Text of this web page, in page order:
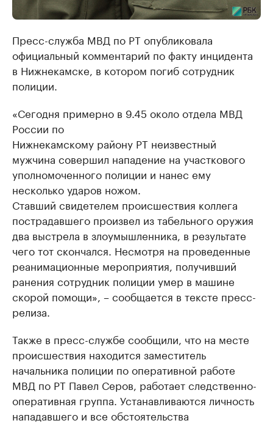
Пресс-служба МВД по РТ опубликовала
официальный комментарий по факту инцидента
в Нижнекамске, в котором погиб сотрудник
полиции.
«Сегодня примерно в 9.45 около отдела МВД
России по
Нижнекамскому району РТ неизвестный
мужчина совершил нападение на участкового
уполномоченного полиции и нанес ему
несколько ударов ножом.
Ставший свидетелем происшествия коллега
пострадавшего произвел из табельного оружия
два выстрела в злоумышленника, в результате
чего тот скончался. Несмотря на проведенные
реанимационные мероприятия, получивший
ранения сотрудник полиции умер в машине
скорой помощи», – сообщается в тексте пресс-
релиза.
Также в пресс-службе сообщили, что на месте
происшествия находится заместитель
начальника полиции по оперативной работе
МВД по РТ Павел Серов, работает следственно-
оперативная группа. Устанавливаются личность
нападавшего и все обстоятельства